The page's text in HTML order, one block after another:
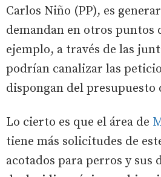
Carlos Niño (PP), es
demandan en otros puntos
ejemplo, a través de las
podrían canalizar las
dispongan del presupuesto
Lo cierto es que el área de
tiene más solicitudes de
acotados para perros y sus